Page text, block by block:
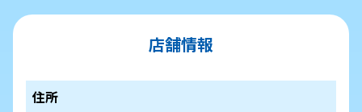
店舗情報
住所